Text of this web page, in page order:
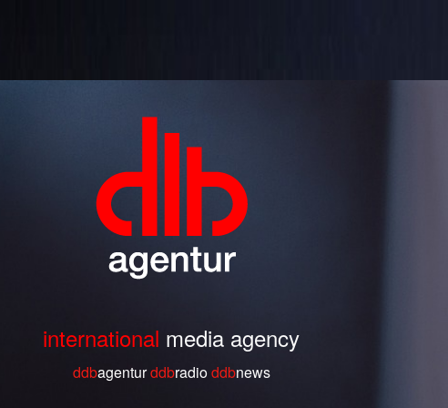
international media agency
ddbagenturddbradioddbnews